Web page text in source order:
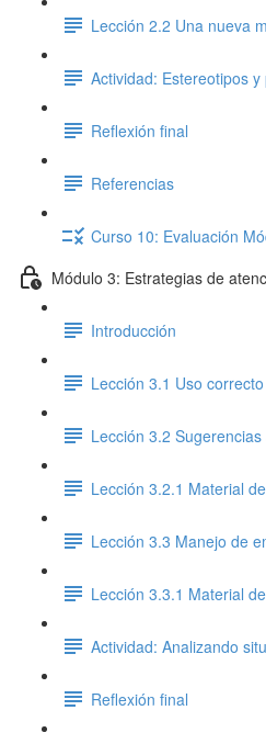
Lección 2.2 Una nueva
Actividad: Estereotipos
Reflexión final
Referencias
Curso 10: Evaluación
Módulo 3: Estrategias de
Introducción
Lección 3.1 Uso
Lección 3.2
Lección 3.2.1 Material
Lección 3.3 Manejo de
Lección 3.3.1 Material
Actividad: Analizando
Reflexión final